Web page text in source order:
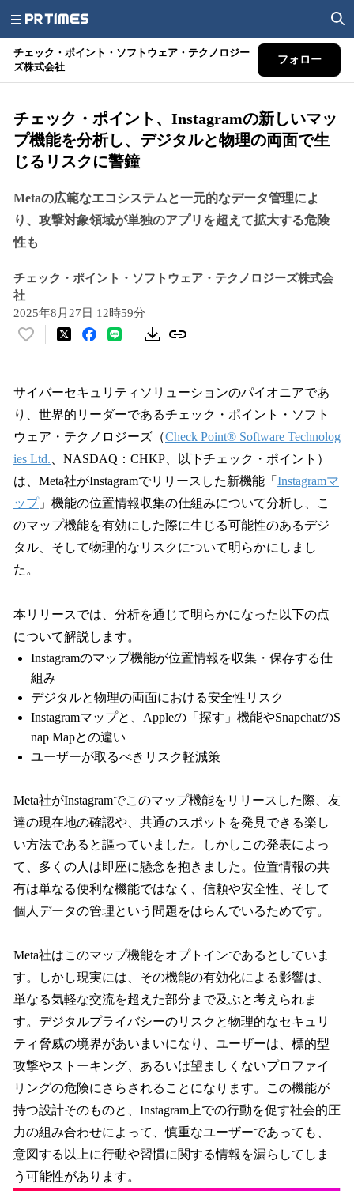
チェック・ポイント・ソフトウェア・テクノロジー
ズ株式会社
フォロー
チェック・ポイント、Instagramの新しいマッ
プ機能を分析し、デジタルと物理の両面で生
じるリスクに警鐘
Metaの広範なエコシステムと一元的なデータ管理によ
り、攻撃対象領域が単独のアプリを超えて拡大する危険
性も
チェック・ポイント・ソフトウェア・テクノロジーズ株式会
社
2025年8月27日 12時59分
い
！
を
読
み
み
中
で
す
サイバーセキュリティソリューションのパイオニアであ
り、世界的リーダーであるチェック・ポイント・ソフト
ウェア・テクノロジーズ（Check Point® Software Technolog
ies Ltd. 、NASDAQ：CHKP、以下チェック・ポイント）
は、Meta社がInstagramでリリースした新機能「 Instagramマ
ップ」機能の位置情報収集の仕組みについて分析し、こ
のマップ機能を有効にした際に生じる可能性のあるデジ
タル、そして物理的なリスクについて明らかにしまし
た。
本リリースでは、分析を通じて明らかになった以下の点
について解説します。
Instagramのマップ機能が位置情報を収集・保存する仕
組み
デジタルと物理の両面における安全性リスク
Instagramマップと、Appleの「探す」機能やSnapchatのS
nap Mapとの違い
ユーザーが取るべきリスク軽減策
Meta社がInstagramでこのマップ機能をリリースした際、友
達の現在地の確認や、共通のスポットを発見できる楽し
い方法であると謳っていました。しかしこの発表によっ
て、多くの人は即座に懸念を抱きました。位置情報の共
有は単なる便利な機能ではなく、信頼や安全性、そして
個人データの管理という問題をはらんでいるためです。
Meta社はこのマップ機能をオプトインであるとしていま
す。しかし現実には、その機能の有効化による影響は、
単なる気軽な交流を超えた部分まで及ぶと考えられま
す。デジタルプライバシーのリスクと物理的なセキュリ
ティ脅威の境界があいまいになり、ユーザーは、標的型
攻撃やストーキング、あるいは望ましくないプロファイ
リングの危険にさらされることになります。この機能が
持つ設計そのものと、Instagram上での行動を促す社会的圧
力の組み合わせによって、慎重なユーザーであっても、
意図する以上に行動や習慣に関する情報を漏らしてしま
う可能性があります。